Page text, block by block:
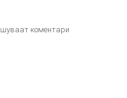
коментари